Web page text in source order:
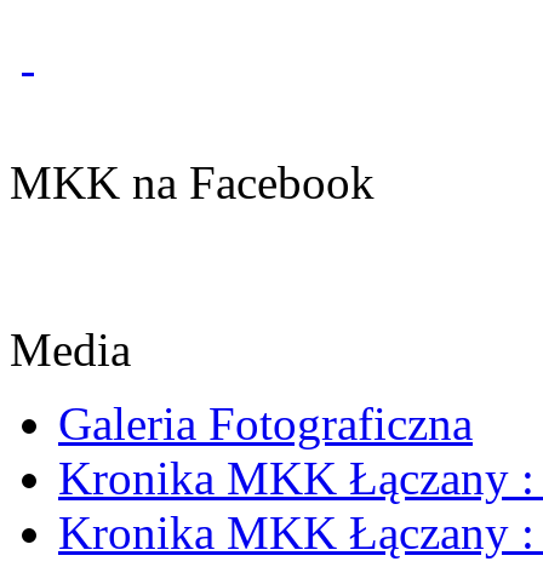
MKK na Facebook
Media
Galeria Fotograficzna
Kronika MKK Łączany :
Kronika MKK Łączany :